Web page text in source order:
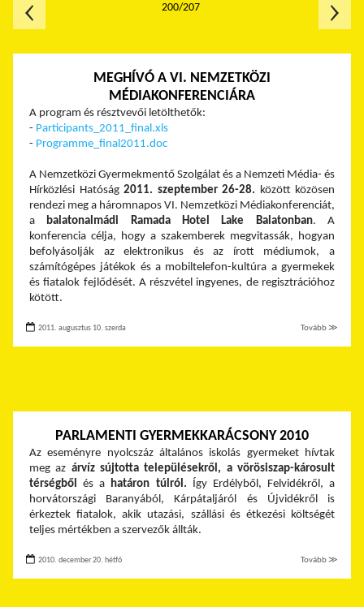
MEGHÍVÓ A VI. NEMZETKÖZI
MÉDIAKONFERENCIÁRA
A program és résztvevői letölthetők:
- Participants_2011_final.xls
- Programme_final2011.doc
A Nemzetközi Gyermekmentő Szolgálat és a Nemzeti Média- és
Hírközlési Hatóság 2011. szeptember 26-28. között közösen
rendezi meg a háromnapos VI. Nemzetközi Médiakonferenciát,
a
balatonalmádi Ramada Hotel Lake Balatonban. A
konferencia célja, hogy a szakemberek megvitassák, hogyan
befolyásolják az elektronikus és az írott médiumok, a
számítógépes játékok és a mobiltelefon-kultúra a gyermekek
és fiatalok fejlődését. A részvétel ingyenes, de regisztrációhoz
kötött.
2011. augusztus 10. szerda Tovább ≫
PARLAMENTI GYERMEKKARÁCSONY 2010
Az eseményre nyolcszáz általános iskolás gyermeket hívtak
meg az árvíz sújtotta településekről, a vörösiszap-károsult
térségből
és a határon túlról. Így Erdélyből, Felvidékről, a
horvátországi Baranyából, Kárpátaljáról és Újvidékről is
érkeztek fiatalok, akik utazási, szállási és étkezési költségét
teljes mértékben a szervezők állták.
2010. december 20. hétfő Tovább ≫
200/207